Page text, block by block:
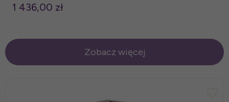
1 436,00 zł
Zobacz więcej